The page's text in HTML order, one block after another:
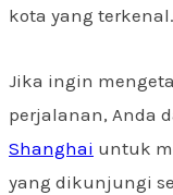
kota yang terkenal.
Jika ingin
perjalanan, Anda
Shanghai untuk
yang dikunjungi